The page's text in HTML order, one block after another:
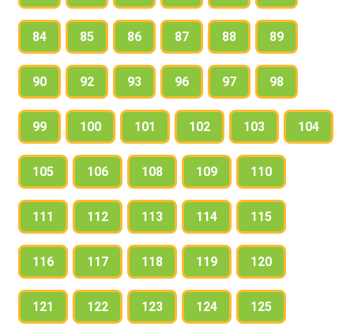
84 85 86 87 88 89
90 92 93 96 97 98
99 100 101 102 103 104
105 106 108 109 110
111 112 113 114 115
116 117 118 119 120
121 122 123 124 125